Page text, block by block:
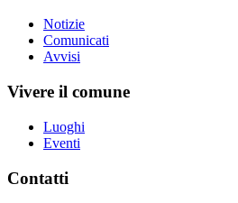
Notizie
Comunicati
Avvisi
Vivere il comune
Luoghi
Eventi
Contatti